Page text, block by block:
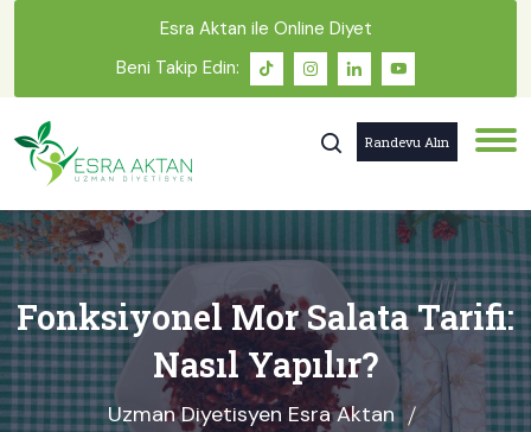
Esra Aktan ile Online Diyet
Beni Takip Edin:
Randevu Alın
Fonksiyonel Mor Salata Tarifi:
Nasıl Yapılır?
Uzman Diyetisyen Esra Aktan